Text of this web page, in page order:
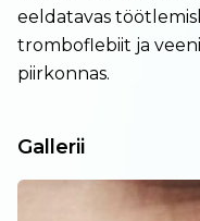
eeldatavas
tromboflebiit ja
piirkonnas.
Gallerii